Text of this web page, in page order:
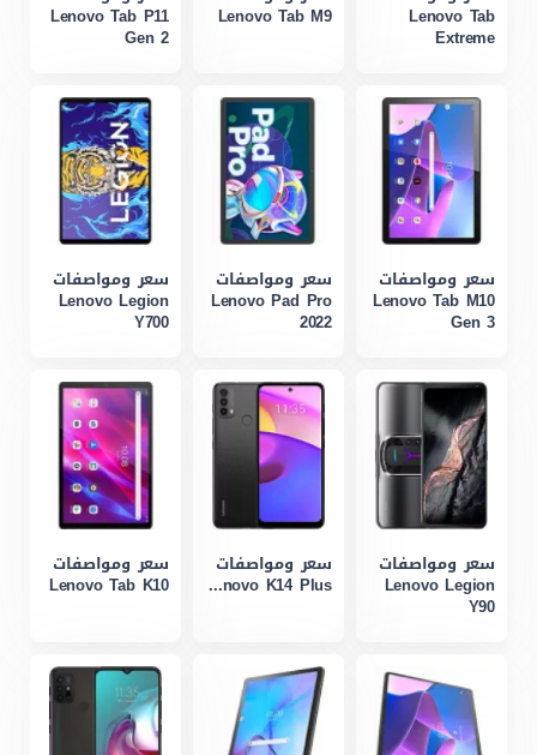
Lenovo Tab
Extreme
Lenovo Tab M9
Lenovo Tab P11
Gen 2
سعر ومواصفات
Lenovo Tab M10
Gen 3
سعر ومواصفات
Lenovo Pad Pro
2022
سعر ومواصفات
Lenovo Legion
Y700
سعر ومواصفات
Lenovo Legion
Y90
سعر ومواصفات
Lenovo K14 Plus
سعر ومواصفات
Lenovo Tab K10